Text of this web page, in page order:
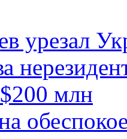
урезал
млн